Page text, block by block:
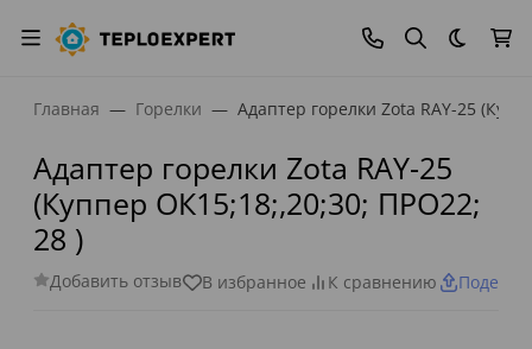
Темная
Главная Горелки Адаптер горелки Zota RAY-25
Адаптер горелки Zota RAY-25
(Куппер ОК15;18;,20;30; ПРО22;
28 )
Добавить отзыв В избранное К сравнению